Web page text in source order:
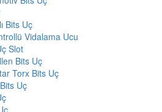
Bits Uç
Vidalama Ucu
Slot
Bits Uç
Torx Bits Uç
Uç